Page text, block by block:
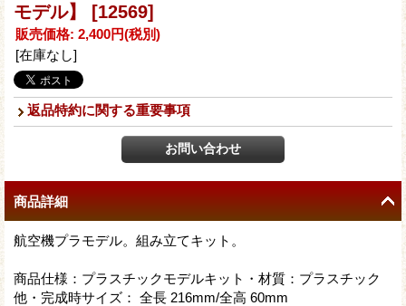
モデル】 [12569]
販売価格: 2,400円(税別)
[在庫なし]
返品特約に関する重要事項
商品詳細
航空機プラモデル。組み立てキット。
商品仕様：プラスチックモデルキット・材質：プラスチック
他・完成時サイズ： 全長 216mm/全高 60mm